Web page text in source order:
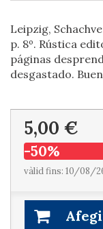
Leipzig,
p. 8º. Rústica
páginas
desgastado.
5,00 €
-50%
vàlid fins: 10/08/